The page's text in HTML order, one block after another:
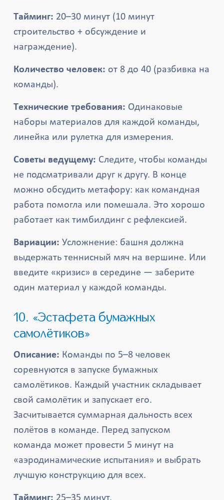
Тайминг: 20–30 минут (10 минут
строительство + обсуждение и
награждение).
Количество человек: от 8 до 40 (разбивка на
команды).
Технические требования: Одинаковые
наборы материалов для каждой команды,
линейка или рулетка для измерения.
Советы ведущему: Следите, чтобы команды
не подсматривали друг к другу. В конце
можно обсудить метафору: как командная
работа помогла или помешала. Это хорошо
работает как тимбилдинг с рефлексией.
Вариации: Усложнение: башня должна
выдержать теннисный мяч на вершине. Или
введите «кризис» в середине — заберите
один материал у каждой команды.
10. «Эстафета бумажных
самолётиков»
Описание: Команды по 5–8 человек
соревнуются в запуске бумажных
самолётиков. Каждый участник складывает
свой самолётик и запускает его.
Засчитывается суммарная дальность всех
полётов в команде. Перед запуском
команда может провести 5 минут на
«аэродинамические испытания» и выбрать
лучшую конструкцию для всех.
Тайминг: 25–35 минут.